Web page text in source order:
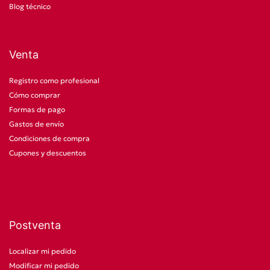
Blog técnico
Venta
Registro como profesional
Cómo comprar
Formas de pago
Gastos de envío
Condiciones de compra
Cupones y descuentos
Postventa
Localizar mi pedido
Modificar mi pedido